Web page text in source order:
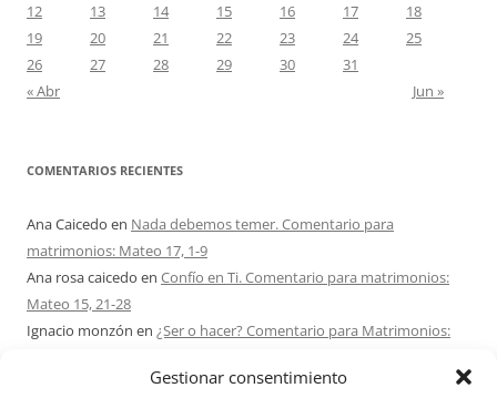
Gestionar consentimiento
12
13 14 15 16 17
18
19
20 21 22 23 24
25
26
27 28 29 30
31
« Abr
Jun »
COMENTARIOS RECIENTES
Ana Caicedo en Nada debemos temer. Comentario para
matrimonios: Mateo 17, 1-9
Ana rosa caicedo en Confío en Ti. Comentario para matrimonios:
Mateo 15, 21-28
Ignacio monzón en ¿Ser o hacer? Comentario para Matrimonios:
Maria Asuncion Herrero Mendezen¿Ser o hacer? Comentario para